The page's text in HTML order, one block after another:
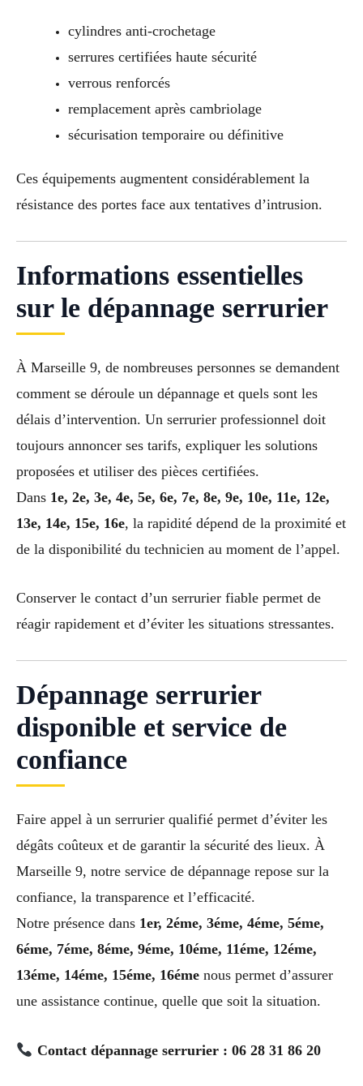
cylindres anti-crochetage
serrures certifiées haute sécurité
verrous renforcés
remplacement après cambriolage
sécurisation temporaire ou définitive
Ces équipements augmentent considérablement la
résistance des portes face aux tentatives d’intrusion.
Informations essentielles
sur le dépannage serrurier
À Marseille 9, de nombreuses personnes se demandent
comment se déroule un dépannage et quels sont les
délais d’intervention. Un serrurier professionnel doit
toujours annoncer ses tarifs, expliquer les solutions
proposées et utiliser des pièces certifiées.
Dans 1e, 2e, 3e, 4e, 5e, 6e, 7e, 8e, 9e, 10e, 11e, 12e,
13e, 14e, 15e, 16e, la rapidité dépend de la proximité et
de la disponibilité du technicien au moment de l’appel.
Conserver le contact d’un serrurier fiable permet de
réagir rapidement et d’éviter les situations stressantes.
Dépannage serrurier
disponible et service de
confiance
Faire appel à un serrurier qualifié permet d’éviter les
dégâts coûteux et de garantir la sécurité des lieux. À
Marseille 9, notre service de dépannage repose sur la
confiance, la transparence et l’efficacité.
Notre présence dans 1er, 2éme, 3éme, 4éme, 5éme,
6éme, 7éme, 8éme, 9éme, 10éme, 11éme, 12éme,
13éme, 14éme, 15éme, 16éme nous permet d’assurer
une assistance continue, quelle que soit la situation.
Contact dépannage serrurier : 06 28 31 86 20